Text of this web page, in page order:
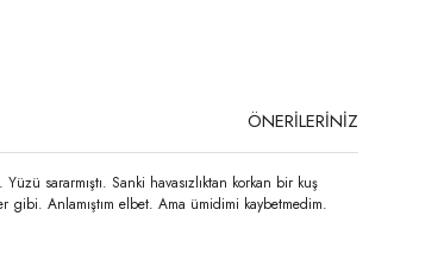
ÖNERİLERİNİZ
sararmıştı. Sanki havasızlıktan korkan bir kuş
Anlamıştım elbet. Ama ümidimi kaybetmedim.